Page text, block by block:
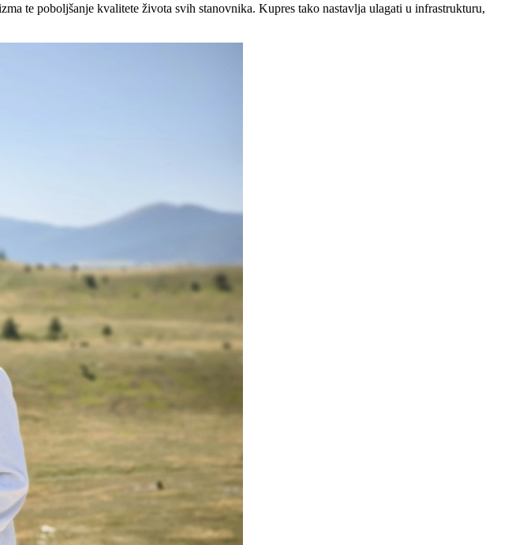
te poboljšanje kvalitete života svih stanovnika. Kupres tako nastavlja ulagati u infrastrukturu,